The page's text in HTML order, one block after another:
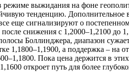
выжидания на фоне
тенденцию.
еще сигнализируют о
снижения с 1,2000–1,2100
Боллинджера, диапазон
1,1800–1,1900, а поддержка – на
Пока цена держится в
откроет путь для более